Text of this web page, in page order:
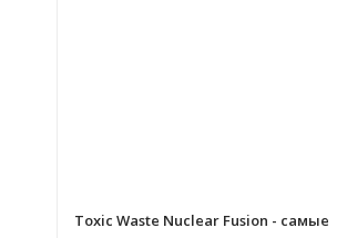
Toxic Waste Nuclear Fusion - самые